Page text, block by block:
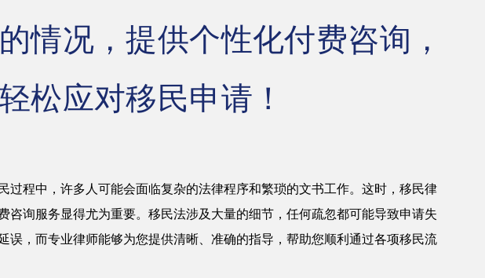
情况，提供个性化付费咨询，
松应对移民申请！
过程中，许多人可能会面临复杂的法律程序和繁琐的文书工作。这时，移民律
咨询服务显得尤为重要。移民法涉及大量的细节，任何疏忽都可能导致申请失
误，而专业律师能够为您提供清晰、准确的指导，帮助您顺利通过各项移民流